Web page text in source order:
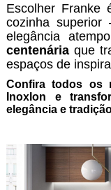
Escolher Franke
cozinha superior
elegância
centenáriaque
espaços de
Confira todos os
Inoxlon e
elegância e